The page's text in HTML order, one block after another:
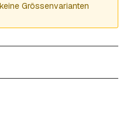
Grössenvarianten